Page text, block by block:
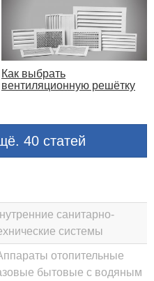
Как выбрать
вентиляционную решётку
40 статей
санитарно-
системы
отопительные
бытовые с водяным